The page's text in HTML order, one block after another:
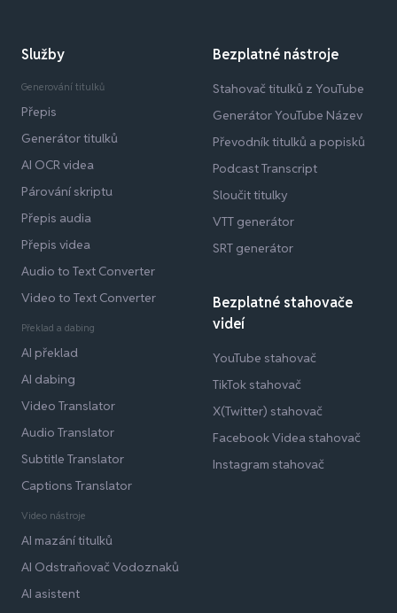
Služby
Generování titulků
Přepis
Generátor titulků
AI OCR videa
Párování skriptu
Přepis audia
Přepis videa
Audio to Text Converter
Video to Text Converter
Překlad a dabing
AI překlad
AI dabing
Video Translator
Audio Translator
Subtitle Translator
Captions Translator
Video nástroje
AI mazání titulků
AI Odstraňovač Vodoznaků
AI asistent
Bezplatné nástroje
Stahovač titulků z YouTube
Generátor YouTube Název
Převodník titulků a popisků
Podcast Transcript
Sloučit titulky
VTT generátor
SRT generátor
Bezplatné stahovače
videí
YouTube stahovač
TikTok stahovač
X(Twitter) stahovač
Facebook Videa stahovač
Instagram stahovač